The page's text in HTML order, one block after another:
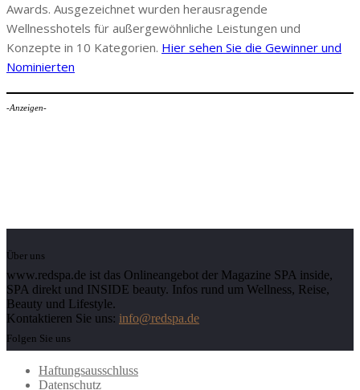
Awards. Ausgezeichnet wurden herausragende
Wellnesshotels für außergewöhnliche Leistungen und
Konzepte in 10 Kategorien. Hier sehen Sie die Gewinner und
Nominierten
-Anzeigen-
Über uns
www.redspa.de ist das Onlineangebot der Magazine SPA inside,
SPA direkt und INSIDE beauty. Infos rund um Wellness, Reise,
Beauty und Lifestyle.
Kontaktieren Sie uns: info@redspa.de
Folgen Sie uns
Haftungsausschluss
Datenschutz